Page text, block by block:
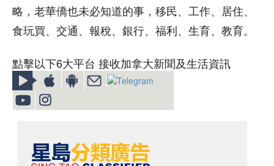
略，老華僑也未必知道的事，移民、工作、居住、
食玩買、交通、報稅、銀行、福利、生育、教育。
點擊以下6大平台 接收加拿大新聞及生活資訊